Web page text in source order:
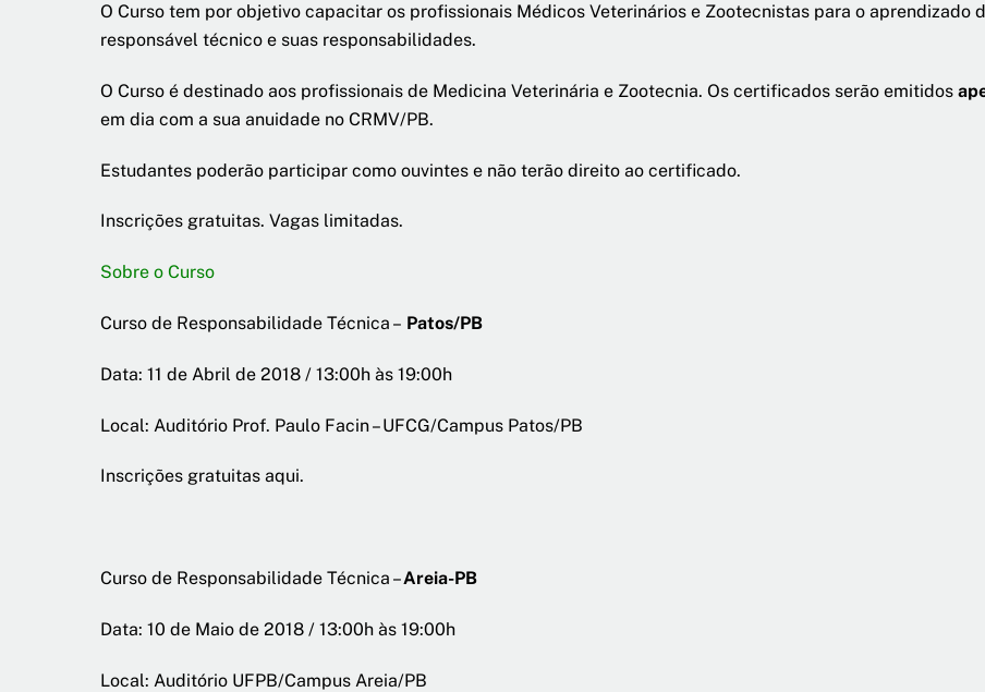
O Curso tem por objetivo capacitar os profissionais Médicos Veterinários e Zootecnistas para o aprendizado
responsável técnico e suas responsabilidades.
O Curso é destinado aos profissionais de Medicina Veterinária e Zootecnia. Os certificados serão emitidos
em dia com a sua anuidade no CRMV/PB.
Estudantes poderão participar como ouvintes e não terão direito ao certificado.
Inscrições gratuitas. Vagas limitadas.
Sobre o Curso
Curso de Responsabilidade Técnica – Patos/PB
Data: 11 de Abril de 2018 / 13:00h às 19:00h
Local: Auditório Prof. Paulo Facin – UFCG/Campus Patos/PB
Inscrições gratuitas aqui.
Curso de Responsabilidade Técnica –Areia-PB
Data: 10 de Maio de 2018 / 13:00h às 19:00h
Local: Auditório UFPB/Campus Areia/PB